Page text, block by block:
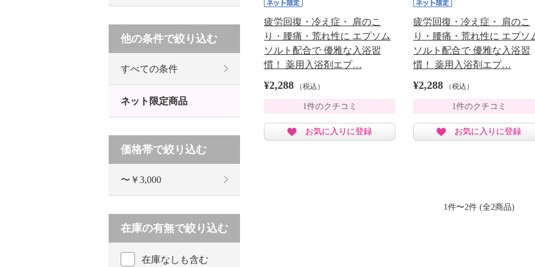
疲労回復・冷え症・ 肩のこ
り・腰痛・荒れ性に エプソム
ソルト配合で 優雅な入浴習
慣！ 薬用入浴剤エプ…
¥2,288 （税込）
1件のクチコミ
お気に入りに登録
疲労回復・冷え症・ 肩のこ
り・腰痛・荒れ性に エプソ
ソルト配合で 優雅な入浴習
慣！ 薬用入浴剤エプ…
¥2,288 （税込）
1件のクチコミ
お気に入りに登録
1件〜2件 (全2商品)
他の条件で絞り込む
すべての条件
ネット限定商品
価格帯で絞り込む
〜￥3,000
在庫の有無で絞り込む
在庫なしも含む